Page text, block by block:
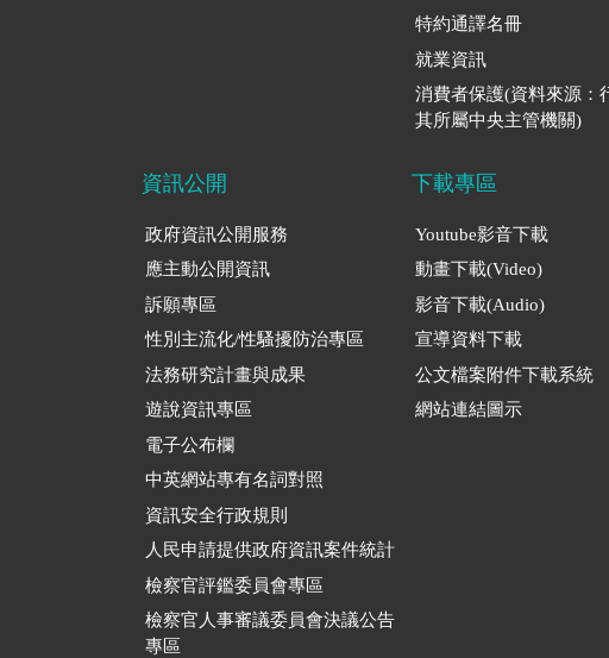
特約通譯名冊
就業資訊
消費者保護(資料來源：
其所屬中央主管機關)
資訊公開
政府資訊公開服務
應主動公開資訊
訴願專區
性別主流化/性騷擾防治專區
法務研究計畫與成果
遊說資訊專區
電子公布欄
中英網站專有名詞對照
資訊安全行政規則
人民申請提供政府資訊案件統計
檢察官評鑑委員會專區
檢察官人事審議委員會決議公告
專區
下載專區
Youtube影音下載
動畫下載(Video)
影音下載(Audio)
宣導資料下載
公文檔案附件下載系統
網站連結圖示